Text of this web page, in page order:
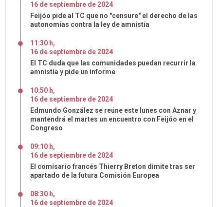
16 de septiembre de 2024
Feijóo pide al TC que no "censure" el derecho de las
autonomías contra la ley de amnistía
11:30 h,
16 de septiembre de 2024
El TC duda que las comunidades puedan recurrir la
amnistía y pide un informe
10:50 h,
16 de septiembre de 2024
Edmundo González se reúne este lunes con Aznar y
mantendrá el martes un encuentro con Feijóo en el
Congreso
09:10 h,
16 de septiembre de 2024
El comisario francés Thierry Breton dimite tras ser
apartado de la futura Comisión Europea
08:30 h,
16 de septiembre de 2024